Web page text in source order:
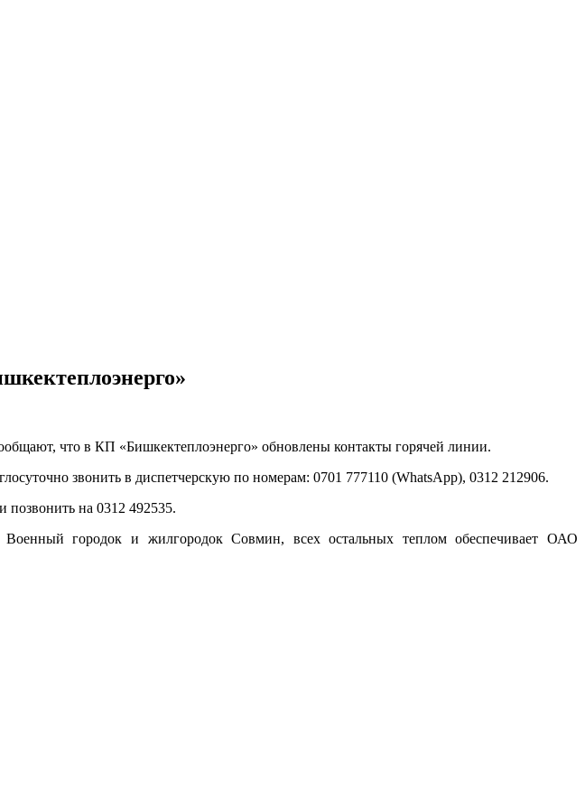
что в КП «Бишкектеплоэнерго» обновлены контакты горячей линии.
звонить в диспетчерскую по номерам: 0701 777110 (WhatsApp), 0312 212906.
позвонить на 0312 492535.
городок и жилгородок Совмин, всех остальных теплом обеспечивает ОАО